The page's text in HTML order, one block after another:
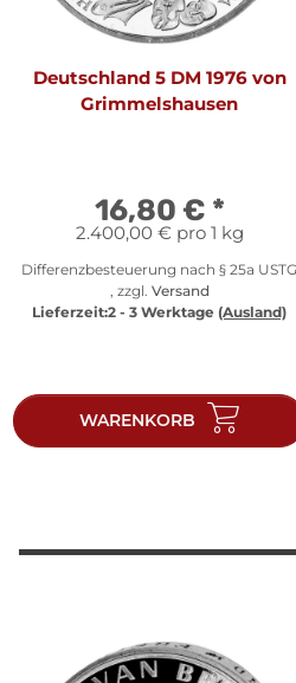
Deutschland 5 DM 1976 von
Grimmelshausen
16,80 € *
2.400,00 € pro 1 kg
Differenzbesteuerung nach § 25a USTG
, zzgl. Versand
Lieferzeit:2 - 3 Werktage (Ausland)
WARENKORB